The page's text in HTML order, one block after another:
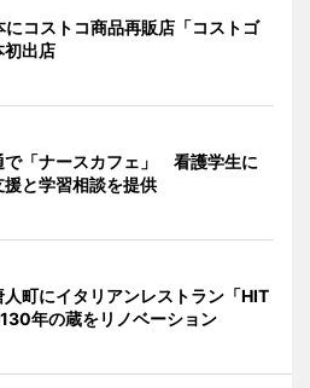
にコストコ商品再販店「コストゴ
出店
で「ナースカフェ」 看護学生に
援と学習相談を提供
町にイタリアンレストラン「HIT
年の蔵をリノベーション